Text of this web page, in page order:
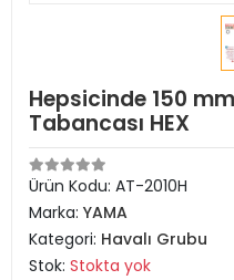
Hepsicinde 150
Tabancası HEX
Ürün Kodu: AT-2010H
Marka: YAMA
Kategori: Havalı Grubu
Stok: Stokta yok